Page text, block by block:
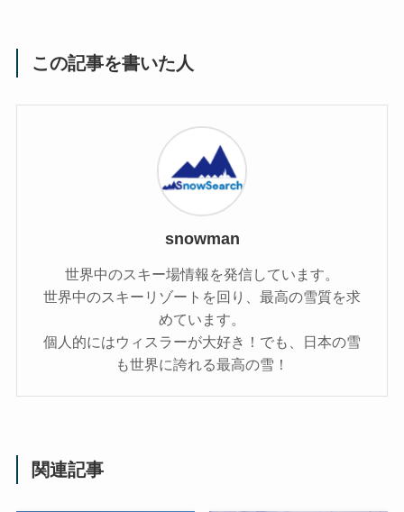
この記事を書いた人
snowman
世界中のスキー場情報を発信しています。
世界中のスキーリゾートを回り、最高の雪質を求
めています。
個人的にはウィスラーが大好き！でも、日本の雪
も世界に誇れる最高の雪！
関連記事